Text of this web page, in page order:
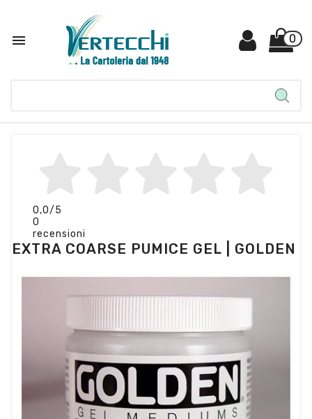
 0
0,0/5
0
recensioni
EXTRA COARSE PUMICE GEL | GOLDEN